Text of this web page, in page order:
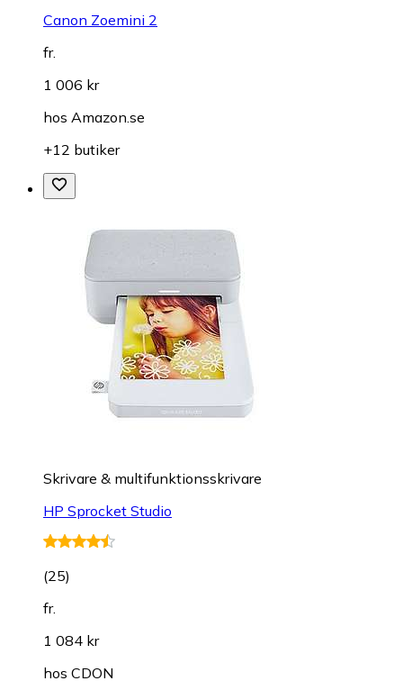
Canon Zoemini 2
fr.
1 006 kr
hos Amazon.se
+12 butiker
Skrivare & multifunktionsskrivare
HP Sprocket Studio
(25)
fr.
1 084 kr
hos CDON